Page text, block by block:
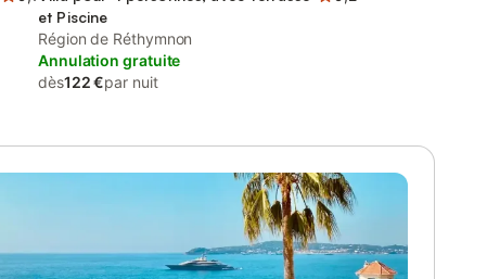
et Piscine
Région de Réthymnon
Annulation gratuite
dès122 €par nuit